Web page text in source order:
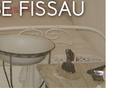
FISSAU